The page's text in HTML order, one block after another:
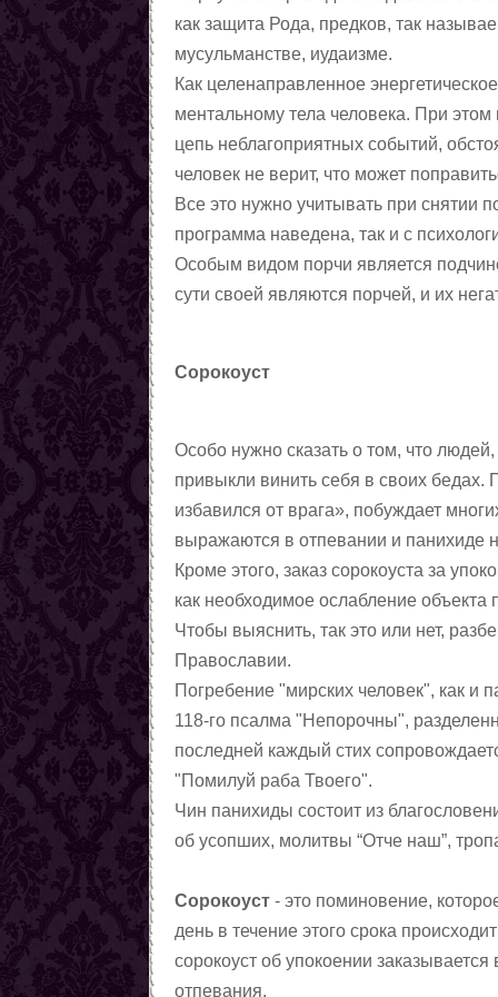
магии
Любовные ритуалы,
заговоры, привороты
чёрной магии
Первые шаги в колдовстве
Колдовская пирамида
Заговоры
Снять порчу
Снять сглаз
Снять проклятия
Отчитки
Заговоры от азарта
Заговоры от алчности
Заговоры от алкоголизма
От детского алкоголизма
Заговоры от курения
Заговоры от наркомании
Все порчи
как защита Рода, предков, так
мусульманстве, иудаизме.
Как целенаправленное
ментальному тела человека. При
цепь неблагоприятных событий,
человек не верит, что может
Все это нужно учитывать при снятии
программа наведена, так и с
Особым видом порчи является
сути своей являются порчей, и их
Сорокоуст
Особо нужно сказать о том, что
привыкли винить себя в своих бедах.
избавился от врага», побуждает
выражаются в отпевании и панихиде
Кроме этого, заказ сорокоуста за
как необходимое ослабление объекта
Чтобы выяснить, так это или нет,
Православии.
Погребение "мирских человек", как
118-го псалма "Непорочны",
последней каждый стих
"Помилуй раба Твоего".
Чин панихиды состоит из
об усопших, молитвы “Отче наш”,
Сорокоуст - это поминовение,
день в течение этого срока
сорокоуст об упокоении
отпевания.